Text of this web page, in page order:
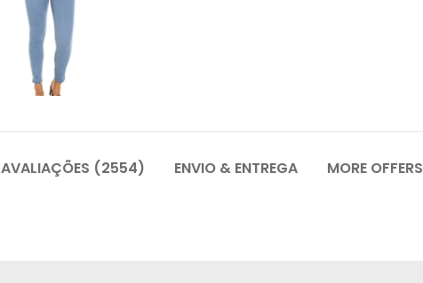
AVALIAÇÕES (2554) ENVIO & ENTREGA MORE OFFERS